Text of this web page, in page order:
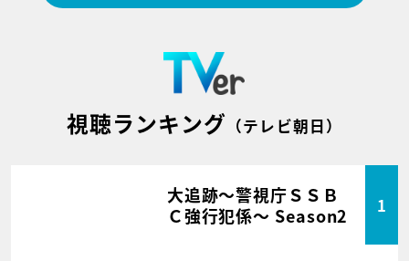
視聴ランキング （テレビ朝日）
大追跡～警視庁ＳＳＢ
Ｃ強行犯係～ Season2
1